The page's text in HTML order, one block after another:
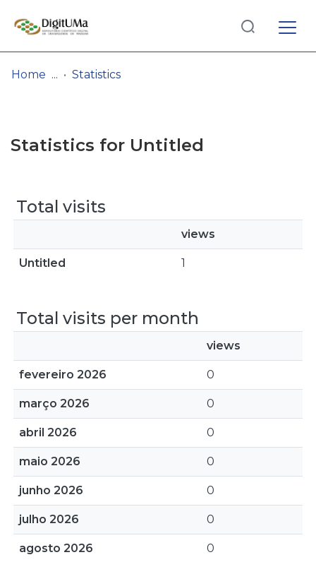
Browse repository
Log
In(current)
Home Statistics
Statistics for Untitled
Total visits
views
Untitled 1
Total visits per month
views
fevereiro 2026 0
março 2026 0
abril 2026 0
maio 2026 0
junho 2026 0
julho 2026 0
agosto 2026 0